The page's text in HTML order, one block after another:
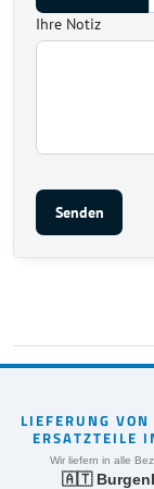
Ihre Notiz
Senden
LIEFERUNG
ERSATZTEILE
Wir liefern in alle
🇦🇹